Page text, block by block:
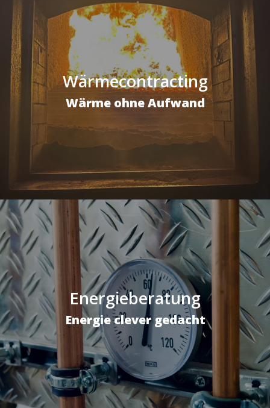
Wärmecontracting
Wärme ohne Aufwand
Energieberatung
Energie clever gedacht